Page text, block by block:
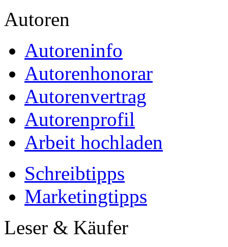
Autoren
Autoreninfo
Autorenhonorar
Autorenvertrag
Autorenprofil
Arbeit hochladen
Schreibtipps
Marketingtipps
Leser & Käufer